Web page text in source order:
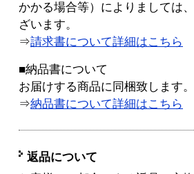
かかる場合等）によりましては
ざいます。
⇒請求書について詳細はこちら
■納品書について
お届けする商品に同梱致します。
⇒納品書について詳細はこちら
返品について